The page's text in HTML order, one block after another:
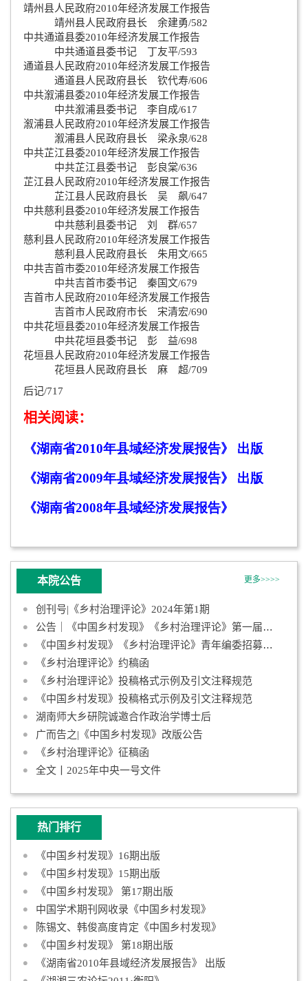
靖州县人民政府2010年经济发展工作报告
靖州县人民政府县长 余建勇/582
中共通道县委2010年经济发展工作报告
中共通道县委书记 丁友平/593
通道县人民政府2010年经济发展工作报告
通道县人民政府县长 钦代寿/606
中共溆浦县委2010年经济发展工作报告
中共溆浦县委书记 李自成/617
溆浦县人民政府2010年经济发展工作报告
溆浦县人民政府县长 梁永泉/628
中共芷江县委2010年经济发展工作报告
中共芷江县委书记 彭良棠/636
芷江县人民政府2010年经济发展工作报告
芷江县人民政府县长 吴 飙/647
中共慈利县委2010年经济发展工作报告
中共慈利县委书记 刘 群/657
慈利县人民政府2010年经济发展工作报告
慈利县人民政府县长 朱用文/665
中共吉首市委2010年经济发展工作报告
中共吉首市委书记 秦国文/679
吉首市人民政府2010年经济发展工作报告
吉首市人民政府市长 宋清宏/690
中共花垣县委2010年经济发展工作报告
中共花垣县委书记 彭 益/698
花垣县人民政府2010年经济发展工作报告
花垣县人民政府县长 麻 超/709
后记/717
相关阅读：
《湖南省2010年县域经济发展报告》 出版
《湖南省2009年县域经济发展报告》 出版
《湖南省2008年县域经济发展报告》
本院公告 更多>>>>
创刊号|《乡村治理评论》2024年第1期
公告｜《中国乡村发现》《乡村治理评论》第一届青年编委会成员名
《中国乡村发现》《乡村治理评论》青年编委招募启事
《乡村治理评论》约稿函
《乡村治理评论》投稿格式示例及引文注释规范
《中国乡村发现》投稿格式示例及引文注释规范
湖南师大乡研院诚邀合作政治学博士后
广而告之|《中国乡村发现》改版公告
《乡村治理评论》征稿函
全文丨2025年中央一号文件
热门排行
《中国乡村发现》16期出版
《中国乡村发现》15期出版
《中国乡村发现》 第17期出版
中国学术期刊网收录《中国乡村发现》
陈锡文、韩俊高度肯定《中国乡村发现》
《中国乡村发现》 第18期出版
《湖南省2010年县域经济发展报告》 出版